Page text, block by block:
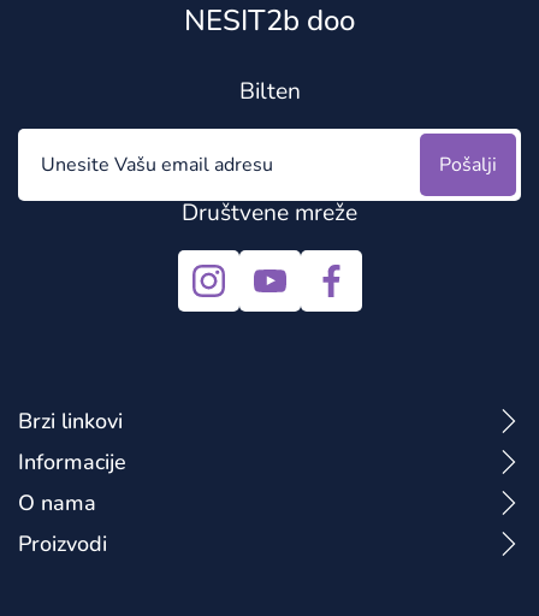
NESIT2b doo
Bilten
Pošalji
Društvene mreže
Brzi linkovi
Informacije
O nama
Proizvodi